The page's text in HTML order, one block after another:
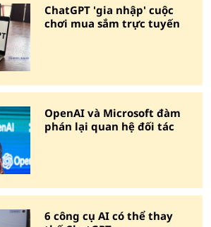
ChatGPT 'gia nhập' cuộc
chơi mua sắm trực tuyến
OpenAI và Microsoft đàm
phán lại quan hệ đối tác
6 công cụ AI có thể thay